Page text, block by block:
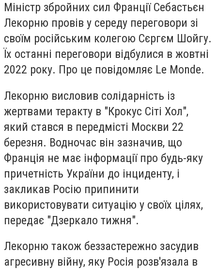
Міністр збройних сил Франції Себастьєн
Лекорню провів у середу переговори зі
своїм російським колегою Сєргєм Шойгу.
Їх останні переговори відбулися в жовтні
2022 року. Про це повідомляє Le Monde.
Лекорню висловив солідарність із
жертвами теракту в "Крокус Сіті Хол",
який стався в передмісті Москви 22
березня. Водночас він зазначив, що
Франція не має інформації про будь-яку
причетність України до інциденту, і
закликав Росію припинити
використовувати ситуацію у своїх цілях,
передає "Дзеркало тижня".
Лекорню також беззастережно засудив
агресивну війну, яку Росія розв'язала в